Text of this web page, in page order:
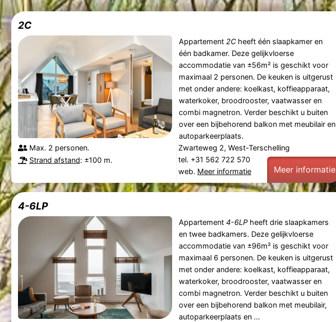
2C
Appartement 2Cheeft één slaapkamer en
één badkamer. Deze gelijkvloerse
accommodatie van ±56m² is geschikt voor
maximaal 2 personen. De keuken is uitgerust
met onder andere: koelkast, koffieapparaat,
waterkoker, broodrooster, vaatwasser en
combi magnetron. Verder beschikt u buiten
over een bijbehorend balkon met meubilair en
autoparkeerplaats.
Max. 2 personen.
Strand afstand: ±100 m.
Zwarteweg 2, West-Terschelling
tel. +31 562 722 570
web. Meer informatie Meer informatie
4-6LP
Appartement 4-6LPheeft drie slaapkamers
en twee badkamers. Deze gelijkvloerse
accommodatie van ±96m² is geschikt voor
maximaal 6 personen. De keuken is uitgerust
met onder andere: koelkast, koffieapparaat,
waterkoker, broodrooster, vaatwasser en
combi magnetron. Verder beschikt u buiten
over een bijbehorend balkon met meubilair,
autoparkeerplaats en ...